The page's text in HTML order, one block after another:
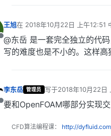
离线
王旭在 2018年10月22日 上午12:51
最后由 编辑
@东岳 是一套完全独立的代
写的难度也是不小的。这样
离线
李东岳 管理员 写于2018年10月22日
最后由 编辑
要和OpenFOAM哪部分实现
CFD算法编程课： http://